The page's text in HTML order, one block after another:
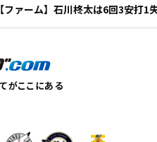
【ファーム】石川柊太は6回3安打